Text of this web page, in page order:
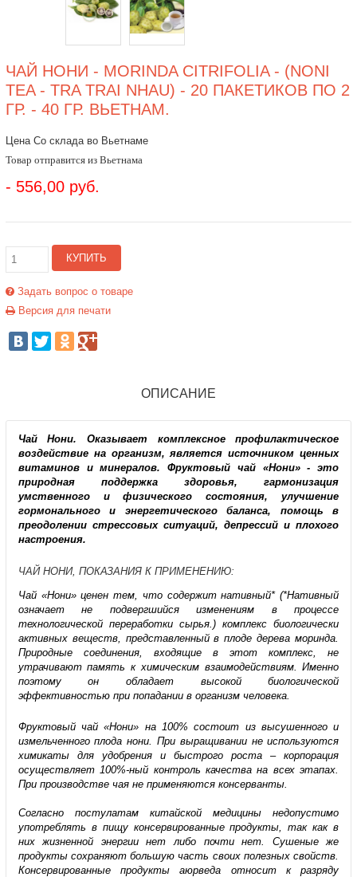
ЧАЙ НОНИ - MORINDA CITRIFOLIA - (NONI
TEA - TRA TRAI NHAU) - 20 ПАКЕТИКОВ ПО 2
ГР. - 40 ГР. ВЬЕТНАМ.
Цена Со склада во Вьетнаме
Товар отправится из Вьетнама
- 556,00 руб.
КУПИТЬ
Задать вопрос о товаре
Версия для печати
ОПИСАНИЕ
Чай Нони. Оказывает комплексное профилактическое
воздействие на организм, является источником ценных
витаминов и минералов. Фруктовый чай «Нони» - это
природная поддержка здоровья, гармонизация
умственного и физического состояния, улучшение
гормонального и энергетического баланса, помощь в
преодолении стрессовых ситуаций, депрессий и плохого
настроения.
ЧАЙ НОНИ, ПОКАЗАНИЯ К ПРИМЕНЕНИЮ:
Чай «Нони» ценен тем, что содержит нативный* (*Нативный
означает не подвергшийся изменениям в процессе
технологической переработки сырья.) комплекс биологически
активных веществ, представленный в плоде дерева моринда.
Природные соединения, входящие в этот комплекс, не
утрачивают память к химическим взаимодействиям. Именно
поэтому он обладает высокой биологической
эффективностью при попадании в организм человека.
Фруктовый чай «Нони» на 100% состоит из высушенного и
измельченного плода нони. При выращивании не используются
химикаты для удобрения и быстрого роста – корпорация
осуществляет 100%-ный контроль качества на всех этапах.
При производстве чая не применяются консерванты.
Согласно постулатам китайской медицины недопустимо
употреблять в пищу консервированные продукты, так как в
них жизненной энергии нет либо почти нет. Сушеные же
продукты сохраняют большую часть своих полезных свойств.
Консервированные продукты аюрведа относит к разряду